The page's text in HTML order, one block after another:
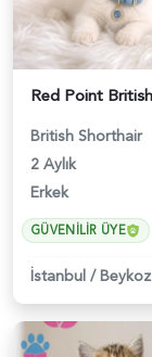
British Shorthair
2 Aylık
Erkek
GÜVENILIR ÜYE
İstanbul /Beykoz